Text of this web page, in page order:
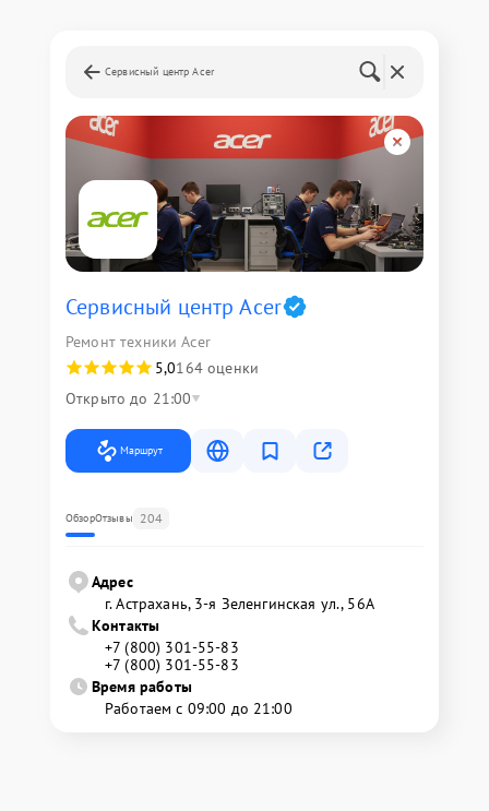
Сервисный центр Acer
Сервисный центр Acer
Ремонт техники Acer
5,0164 оценки
Открыто до 21:00
Маршрут
ОбзорОтзывы 204
Адрес
г. Астрахань, 3-я Зеленгинская ул., 56А
Контакты
+7 (800) 301-55-83
+7 (800) 301-55-83
Время работы
Работаем с 09:00 до 21:00